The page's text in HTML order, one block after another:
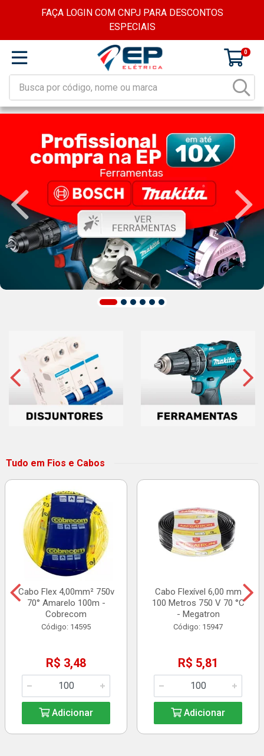
FAÇA LOGIN COM CNPJ PARA DESCONTOS
ESPECIAIS
0
Tudo em Fios e Cabos
Cabo Flex 4,00mm² 750v
70° Amarelo 100m -
Cobrecom
Código: 14595
R$ 3,48
Adicionar
Cabo Flexível 6,00 mm
100 Metros 750 V 70 °C
- Megatron
Código: 15947
R$ 5,81
Adicionar